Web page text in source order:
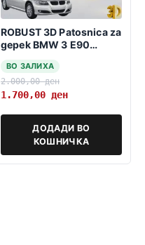
ROBUST 3D Patosnica za
gepek BMW 3 E90
ВО ЗАЛИХА
2.000,00ден
1.700,00 ден
ДОДАДИ ВО
КОШНИЧКА